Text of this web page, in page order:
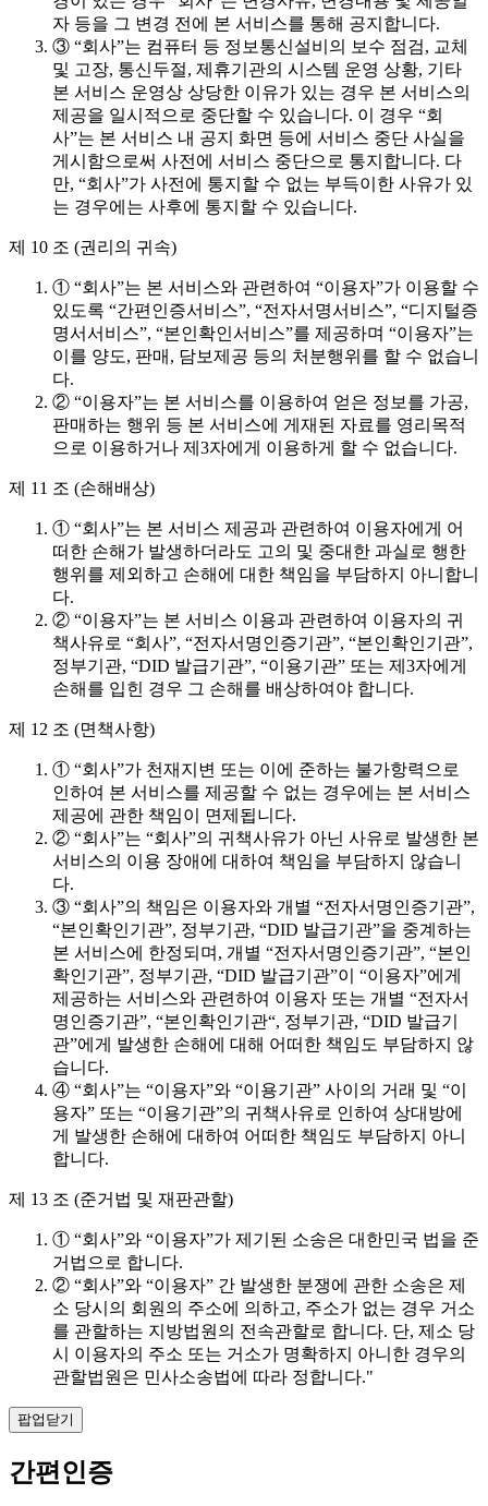
자 등을 그 변경 전에 본 서비스를 통해 공지합니다.
③ “회사”는 컴퓨터 등 정보통신설비의 보수 점검, 교체
및 고장, 통신두절, 제휴기관의 시스템 운영 상황, 기타
본 서비스 운영상 상당한 이유가 있는 경우 본 서비스의
제공을 일시적으로 중단할 수 있습니다. 이 경우 “회
사”는 본 서비스 내 공지 화면 등에 서비스 중단 사실을
게시함으로써 사전에 서비스 중단으로 통지합니다. 다
만, “회사”가 사전에 통지할 수 없는 부득이한 사유가 있
는 경우에는 사후에 통지할 수 있습니다.
제 10 조 (권리의 귀속)
① “회사”는 본 서비스와 관련하여 “이용자”가 이용할 수
있도록 “간편인증서비스”, “전자서명서비스”, “디지털증
명서서비스”, “본인확인서비스”를 제공하며 “이용자”는
이를 양도, 판매, 담보제공 등의 처분행위를 할 수 없습니
다.
② “이용자”는 본 서비스를 이용하여 얻은 정보를 가공,
판매하는 행위 등 본 서비스에 게재된 자료를 영리목적
으로 이용하거나 제3자에게 이용하게 할 수 없습니다.
제 11 조 (손해배상)
① “회사”는 본 서비스 제공과 관련하여 이용자에게 어
떠한 손해가 발생하더라도 고의 및 중대한 과실로 행한
행위를 제외하고 손해에 대한 책임을 부담하지 아니합니
다.
② “이용자”는 본 서비스 이용과 관련하여 이용자의 귀
책사유로 “회사”, “전자서명인증기관”, “본인확인기관”,
정부기관, “DID 발급기관”, “이용기관” 또는 제3자에게
손해를 입힌 경우 그 손해를 배상하여야 합니다.
제 12 조 (면책사항)
① “회사”가 천재지변 또는 이에 준하는 불가항력으로
인하여 본 서비스를 제공할 수 없는 경우에는 본 서비스
제공에 관한 책임이 면제됩니다.
② “회사”는 “회사”의 귀책사유가 아닌 사유로 발생한 본
서비스의 이용 장애에 대하여 책임을 부담하지 않습니
다.
③ “회사”의 책임은 이용자와 개별 “전자서명인증기관”,
“본인확인기관”, 정부기관, “DID 발급기관”을 중계하는
본 서비스에 한정되며, 개별 “전자서명인증기관”, “본인
확인기관”, 정부기관, “DID 발급기관”이 “이용자”에게
제공하는 서비스와 관련하여 이용자 또는 개별 “전자서
명인증기관”, “본인확인기관“, 정부기관, “DID 발급기
관”에게 발생한 손해에 대해 어떠한 책임도 부담하지 않
습니다.
④ “회사”는 “이용자”와 “이용기관” 사이의 거래 및 “이
용자” 또는 “이용기관”의 귀책사유로 인하여 상대방에
게 발생한 손해에 대하여 어떠한 책임도 부담하지 아니
합니다.
제 13 조 (준거법 및 재판관할)
① “회사”와 “이용자”가 제기된 소송은 대한민국 법을 준
거법으로 합니다.
② “회사”와 “이용자” 간 발생한 분쟁에 관한 소송은 제
소 당시의 회원의 주소에 의하고, 주소가 없는 경우 거소
를 관할하는 지방법원의 전속관할로 합니다. 단, 제소 당
시 이용자의 주소 또는 거소가 명확하지 아니한 경우의
관할법원은 민사소송법에 따라 정합니다."
팝업닫기
간편인증